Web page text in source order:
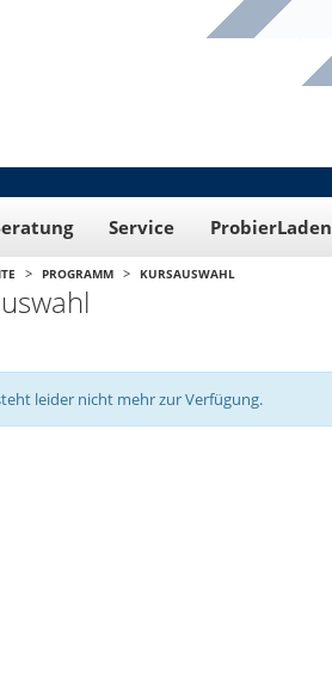
Service ProbierLaden
> PROGRAMM > KURSAUSWAHL
leider nicht mehr zur Verfügung.